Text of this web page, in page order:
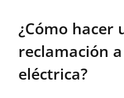
¿Cómo hacer
reclamación
eléctrica?